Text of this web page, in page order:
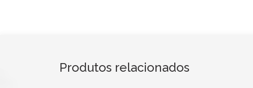
Produtos relacionados